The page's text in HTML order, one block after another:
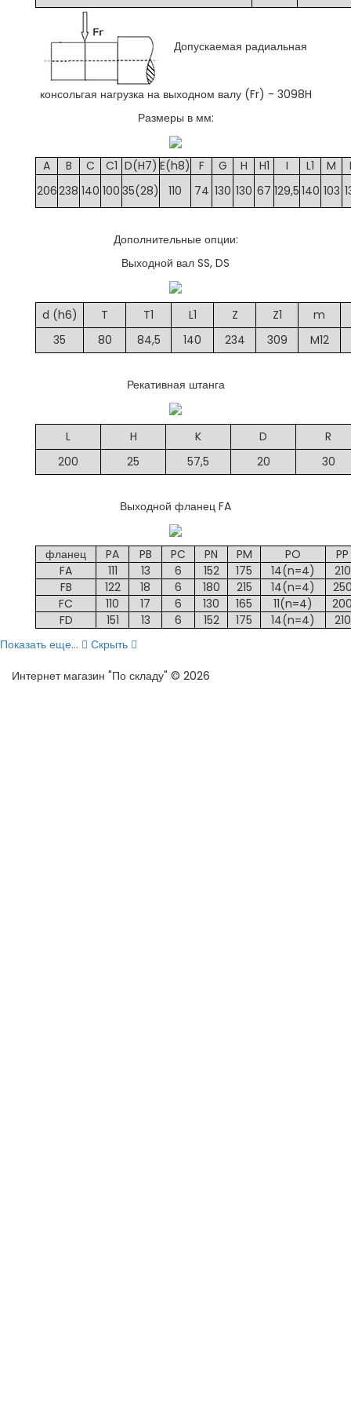
Допускаемая радиальная
консольгая нагрузка на выходном валу (Fr) - 3098H
Размеры в мм:
A B C C1 D(H7) E(h8) F G H H1 I L1 M
206238 140 100 35(28) 110 74 130 130 67 129,5 140 103
Дополнительные опции:
Выходной вал SS, DS
d (h6) T T1 L1 Z Z1
m
35
80 84,5 140 234 309 M12
Рекативная штанга
L H K D
R
200
25 57,5 20 30
Выходной фланец FA
фланец PA PB PC PN PM PO
PP
FA
111 13 6 152 175 14(n=4)
210
FB
122 18 6 180 215 14(n=4)
FC
110 17 6 130 165 11(n=4)
FD
151 13 6 152 175 14(n=4)
210
Показать еще...
Скрыть
Интернет магазин "По складу" © 2026